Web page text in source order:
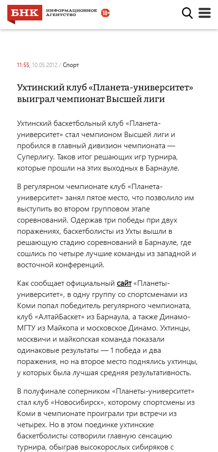
11:55, 10.05.2012 / спорт
Ухтинский клуб «Планета-университет»
выиграл чемпионат Высшей лиги
Ухтинский баскетбольный клуб «Планета-
университет» стал чемпионом Высшей лиги и
пробился в главный дивизион чемпионата —
Суперлигу. Таков итог решающих игр турнира,
которые прошли на этих выходных в Барнауле.
В регулярном чемпионате клуб «Планета-
университет» занял пятое место, что позволило им
выступить во втором групповом этапе
соревнований. Одержав три победы при двух
поражениях, баскетболисты из Ухты вышли в
решающую стадию соревнований в Барнауле, где
сошлись по четыре лучшие команды из западной и
восточной конференций.
Как сообщает официальный сайт«Планеты-
университет», в одну группу со спортсменами из
Коми попал победитель регулярного чемпионата,
клуб «АлтайБаскет» из Барнаула, а также Динамо-
МГТУ из Майкопа и московское Динамо. Ухтинцы,
москвичи и майкопская команда показали
одинаковые результаты — 1 победа и два
поражения, но на второе место поднялись ухтинцы,
у которых была лучшая средняя результативность.
В полуфинале соперником «Планеты-университет»
стал клуб «Новосибирск», которому спортсмены из
Коми в чемпионате проиграли три встречи из
четырех. Но в этом поединке ухтинские
баскетболисты сотворили главную сенсацию
турнира, обыграв высокорослых сибиряков с